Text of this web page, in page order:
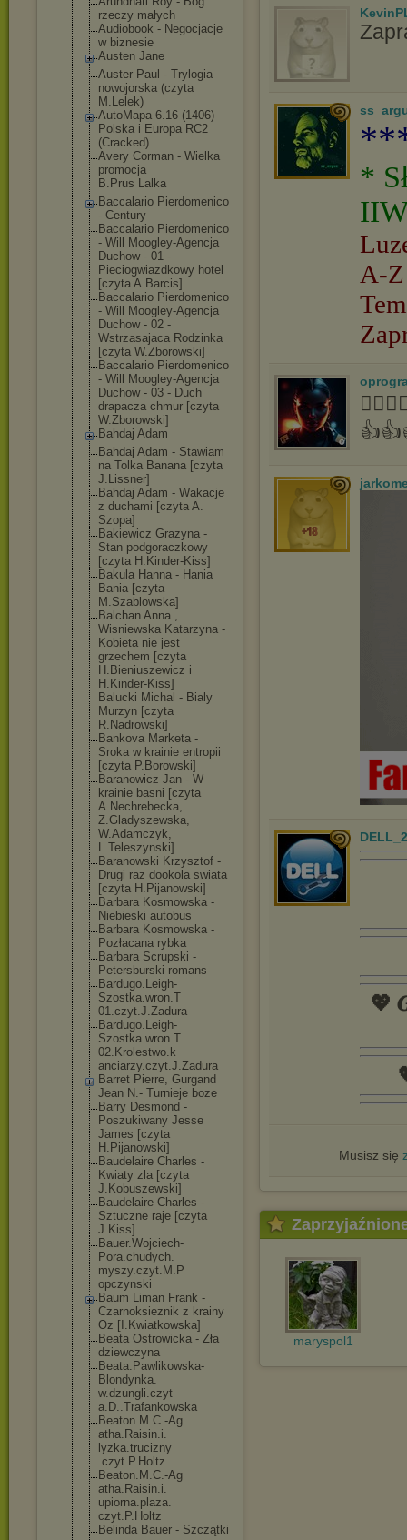
rzeczy małych
Audiobook - Negocjacje
w biznesie
Austen Jane
Auster Paul - Trylogia
nowojorska (czyta
M.Lelek)
AutoMapa 6.16 (1406)
Polska i Europa RC2
(Cracked)
Avery Corman - Wielka
promocja
B.Prus Lalka
Baccalario Pierdomenico
- Century
Baccalario Pierdomenico
- Will Moogley-Agencja
Duchow - 01 -
Pieciogwiazdkowy hotel
[czyta A.Barcis]
Baccalario Pierdomenico
- Will Moogley-Agencja
Duchow - 02 -
Wstrzasajaca Rodzinka
[czyta W.Zborowski]
Baccalario Pierdomenico
- Will Moogley-Agencja
Duchow - 03 - Duch
drapacza chmur [czyta
W.Zborowski]
Bahdaj Adam
Bahdaj Adam - Stawiam
na Tolka Banana [czyta
J.Lissner]
Bahdaj Adam - Wakacje
z duchami [czyta A.
Szopa]
Bakiewicz Grazyna -
Stan podgoraczkowy
[czyta H.Kinder-Kiss]
Bakula Hanna - Hania
Bania [czyta
M.Szablowska]
Balchan Anna ,
Wisniewska Katarzyna -
Kobieta nie jest
grzechem [czyta
H.Bieniuszewicz i
H.Kinder-Kiss]
Balucki Michal - Bialy
Murzyn [czyta
R.Nadrowski]
Bankova Marketa -
Sroka w krainie entropii
[czyta P.Borowski]
Baranowicz Jan - W
krainie basni [czyta
A.Nechrebecka,
Z.Gladyszewska,
W.Adamczyk,
L.Teleszynski]
Baranowski Krzysztof -
Drugi raz dookola swiata
[czyta H.Pijanowski]
Barbara Kosmowska -
Niebieski autobus
Barbara Kosmowska -
Pozłacana rybka
Barbara Scrupski -
Petersburski romans
Bardugo.Leigh-
Szostka.wron.T
01.czyt.J.Zadura
Bardugo.Leigh-
Szostka.wron.T
02.Krolestwo.k
anciarzy.czyt.J.Zadura
Barret Pierre, Gurgand
Jean N.- Turnieje boze
Barry Desmond -
Poszukiwany Jesse
James [czyta
H.Pijanowski]
Baudelaire Charles -
Kwiaty zla [czyta
J.Kobuszewski]
Baudelaire Charles -
Sztuczne raje [czyta
J.Kiss]
Bauer.Wojciech-
Pora.chudych.
myszy.czyt.M.P
opczynski
Baum Liman Frank -
Czarnoksieznik z krainy
Oz [I.Kwiatkowska]
Beata Ostrowicka - Zła
dziewczyna
Beata.Pawlikowska-
Blondynka.
w.dzungli.czyt
a.D..Trafankowska
Beaton.M.C.-Ag
atha.Raisin.i.
lyzka.trucizny
.czyt.P.Holtz
Beaton.M.C.-Ag
atha.Raisin.i.
upiorna.plaza.
czyt.P.Holtz
Belinda Bauer - Szczątki
*
A-
💖
Musisz się
maryspol1